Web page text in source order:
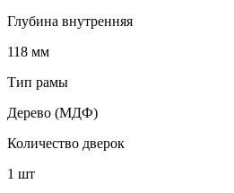
Глубина внутренняя
118 мм
Тип рамы
Дерево (МДФ)
Количество дверок
1 шт